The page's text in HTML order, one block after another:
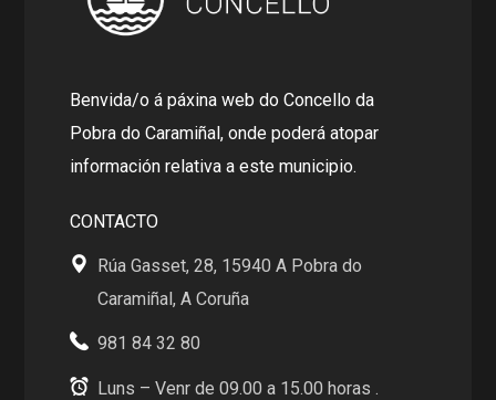
Benvida/o á páxina web do Concello da
Pobra do Caramiñal, onde poderá atopar
información relativa a este municipio.
CONTACTO
Rúa Gasset, 28, 15940 A Pobra do
Caramiñal, A Coruña
981 84 32 80
Luns – Venr de 09.00 a 15.00 horas .